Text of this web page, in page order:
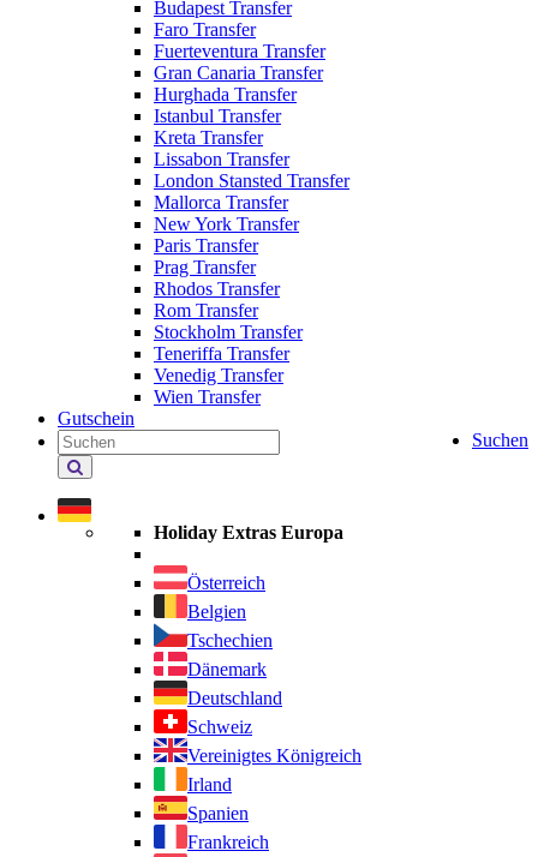
Budapest Transfer
Faro Transfer
Fuerteventura Transfer
Gran Canaria Transfer
Hurghada Transfer
Istanbul Transfer
Kreta Transfer
Lissabon Transfer
London Stansted Transfer
Mallorca Transfer
New York Transfer
Paris Transfer
Prag Transfer
Rhodos Transfer
Rom Transfer
Stockholm Transfer
Teneriffa Transfer
Venedig Transfer
Wien Transfer
Gutschein
Suchen
Holiday
Extras
durchsuchen
Holiday Extras Europa
Österreich
Belgien
Tschechien
Dänemark
Deutschland
Schweiz
Vereinigtes Königreich
Irland
Spanien
Frankreich